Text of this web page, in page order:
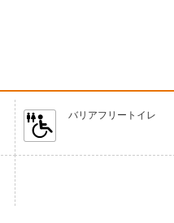
バリアフリートイレ